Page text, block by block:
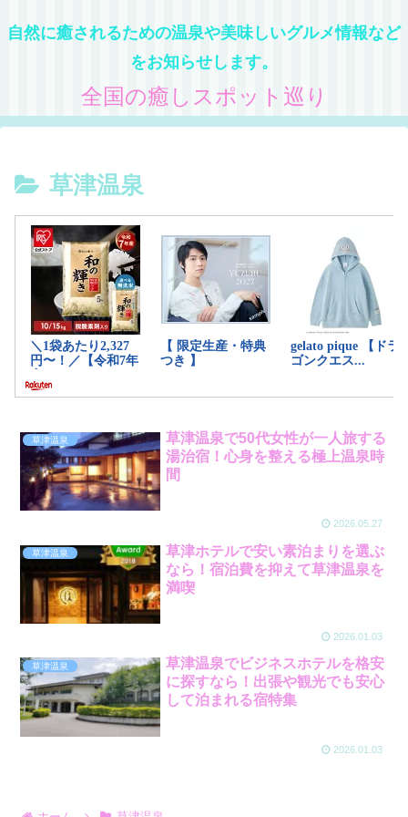
自然に癒されるための温泉や美味しいグルメ情報など
をお知らせします。
全国の癒しスポット巡り
草津温泉
草津温泉
草津温泉で50代女性が一人旅する
湯治宿！心身を整える極上温泉時
間
2026.05.27
草津温泉
草津ホテルで安い素泊まりを選ぶ
なら！宿泊費を抑えて草津温泉を
満喫
2026.01.03
草津温泉
草津温泉でビジネスホテルを格安
に探すなら！出張や観光でも安心
して泊まれる宿特集
2026.01.03